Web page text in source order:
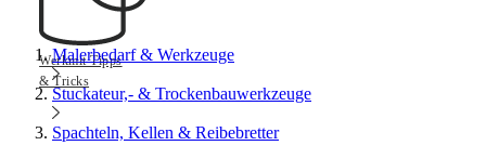
Werkmit Tipps
& Tricks
Malerbedarf & Werkzeuge
Stuckateur,- & Trockenbauwerkzeuge
Spachteln, Kellen & Reibebretter